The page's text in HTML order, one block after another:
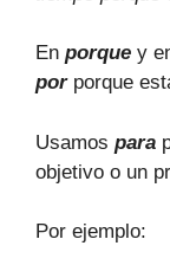
En porque y
porporque
Usamos para
objetivo o un
Por ejemplo: